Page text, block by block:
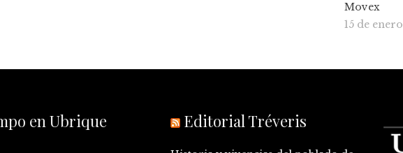
Movex
15 de
en Ubrique Editorial Tréveris